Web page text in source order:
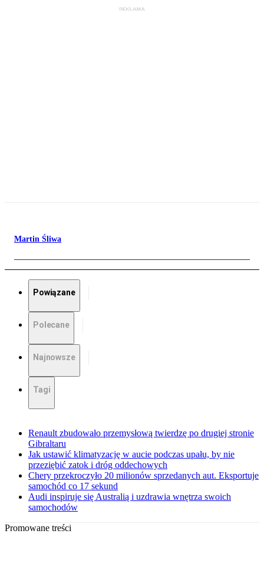
Martin Śliwa
Powiązane
Polecane
Najnowsze
Tagi
Renault zbudowało przemysłową twierdzę po drugiej stronie
Gibraltaru
Jak ustawić klimatyzację w aucie podczas upału, by nie
przeziębić zatok i dróg oddechowych
Chery przekroczyło 20 milionów sprzedanych aut. Eksportuje
samochód co 17 sekund
Audi inspiruje się Australią i uzdrawia wnętrza swoich
samochodów
Promowane treści